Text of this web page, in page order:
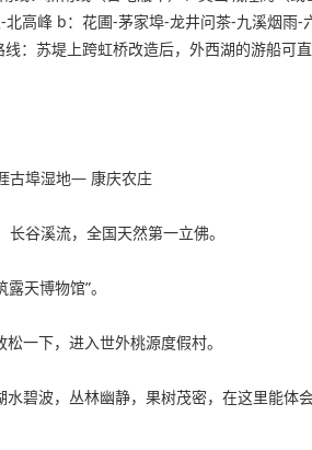
高峰 b：花圃-茅家埠-龙井问茶-九溪烟
苏堤上跨虹桥改造后，外西湖的游船可直
古埠湿地— 康庆农庄
谷溪流，全国天然第一立佛。
天博物馆”。
一下，进入世外桃源度假村。
碧波，丛林幽静，果树茂密，在这里能体